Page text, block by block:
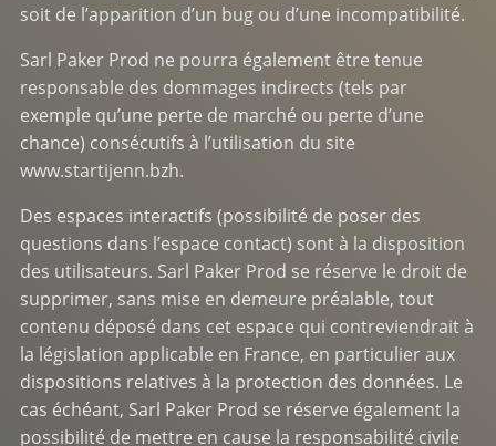
soit de l’apparition d’un bug ou d’une incompatibilité.
Sarl Paker Prod ne pourra également être tenue
responsable des dommages indirects (tels par
exemple qu’une perte de marché ou perte d’une
chance) consécutifs à l’utilisation du site
www.startijenn.bzh.
Des espaces interactifs (possibilité de poser des
questions dans l’espace contact) sont à la disposition
des utilisateurs. Sarl Paker Prod se réserve le droit de
supprimer, sans mise en demeure préalable, tout
contenu déposé dans cet espace qui contreviendrait à
la législation applicable en France, en particulier aux
dispositions relatives à la protection des données. Le
cas échéant, Sarl Paker Prod se réserve également la
possibilité de mettre en cause la responsabilité civile